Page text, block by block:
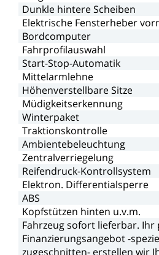
Dunkle hintereScheiben
Elektrische Fensterheber
Bordcomputer
Fahrprofilauswahl
Start-Stop-Automatik
Mittelarmlehne
HöhenverstellbareSitze
Müdigkeitserkennung
Winterpaket
Traktionskontrolle
Ambientebeleuchtung
Zentralverriegelung
Reifendruck-Kontrollsystem
Elektron. Differentialsperre
ABS
Kopfstützen hinten u.v.m.
Fahrzeugsofort lieferbar. Ihr
Finanzierungsangebot-
zugeschnitten- erstellen wir